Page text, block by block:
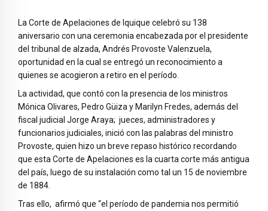
La Corte de Apelaciones de Iquique celebró su 138
aniversario con una ceremonia encabezada por el presidente
del tribunal de alzada, Andrés Provoste Valenzuela,
oportunidad en la cual se entregó un reconocimiento a
quienes se acogieron a retiro en el período.
La actividad, que contó con la presencia de los ministros
Mónica Olivares, Pedro Güiza y Marilyn Fredes, además del
fiscal judicial Jorge Araya; jueces, administradores y
funcionarios judiciales, inició con las palabras del ministro
Provoste, quien hizo un breve repaso histórico recordando
que esta Corte de Apelaciones es la cuarta corte más antigua
del país, luego de su instalación como tal un 15 de noviembre
de 1884.
Tras ello, afirmó que “el período de pandemia nos permitió